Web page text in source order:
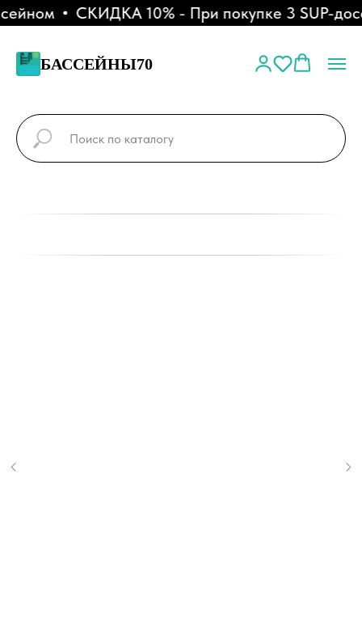
СКИДКА 10% - При покупке 3 SUP-
БАССЕЙНЫ70